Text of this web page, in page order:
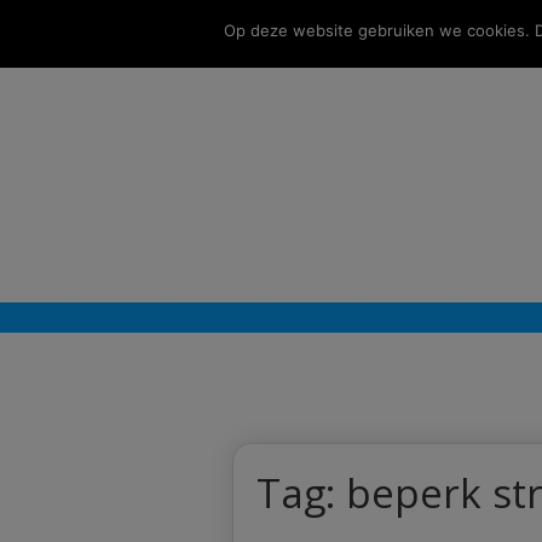
Tag: beperk
Op deze website gebruiken we cookies.